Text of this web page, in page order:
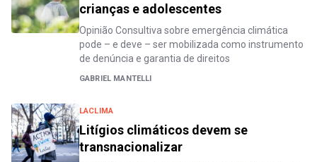
crianças e adolescentes
Opinião Consultiva sobre emergência climática
pode – e deve – ser mobilizada como instrumento
de denúncia e garantia de direitos
GABRIEL MANTELLI
LACLIMA
Litígios climáticos devem se
transnacionalizar